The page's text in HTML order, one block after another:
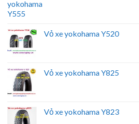
Vỏ xe yokohama Y520
Vỏ xe yokohama Y825
Vỏ xe yokohama Y823